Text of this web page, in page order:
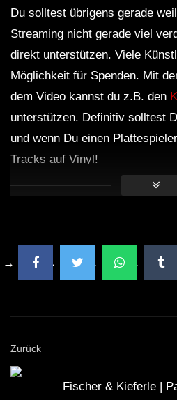
Du solltest übrigens gerade
Streaming nicht gerade viel
direkt unterstützen. Viele
Möglichkeit für Spenden. Mit
dem Video kannst du z.B. den
unterstützen. Definitiv solltest
und wenn Du einen
Tracks auf Vinyl!
Zurück
Fischer & Kieferle |